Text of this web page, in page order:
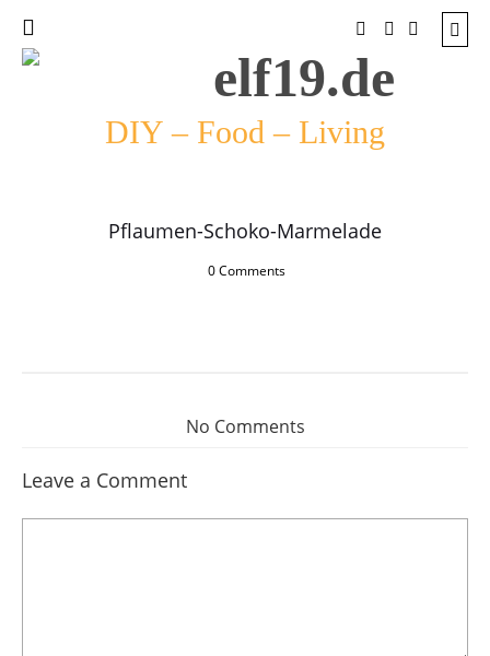
DIY – Food – Living
Pflaumen-Schoko-Marmelade
0 Comments
No Comments
Leave a Comment